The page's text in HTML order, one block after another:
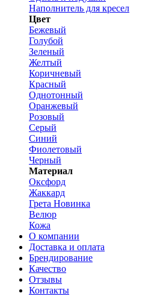
Наполнитель для кресел
Цвет
Бежевый
Голубой
Зеленый
Желтый
Коричневый
Красный
Однотонный
Оранжевый
Розовый
Серый
Синий
Фиолетовый
Черный
Материал
Оксфорд
Жаккард
Грета Новинка
Велюр
Кожа
О компании
Доставка и оплата
Брендирование
Качеcтво
Отзывы
Контакты